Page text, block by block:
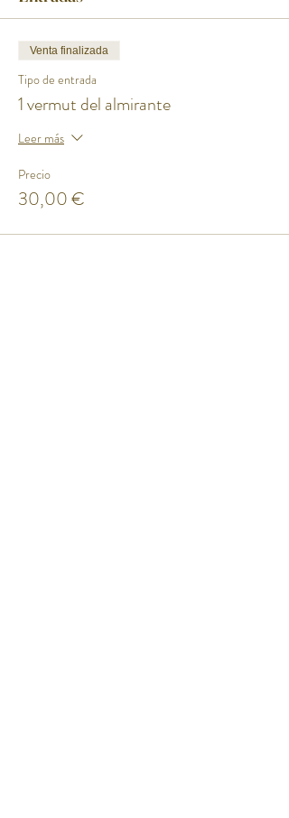
Venta finalizada
Tipo de entrada
1 vermut del almirante
Leer más
Precio
30,00 €